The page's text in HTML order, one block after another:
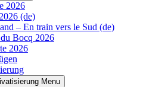
2026
(de)
– En train vers le Sud (de)
Bocq 2026
2026
Menu